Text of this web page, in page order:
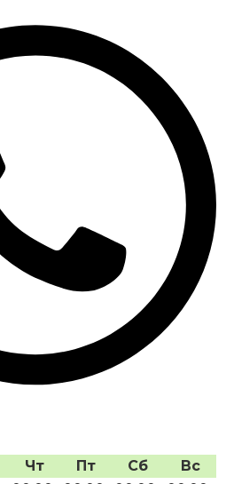
Чт Пт Сб
Вс